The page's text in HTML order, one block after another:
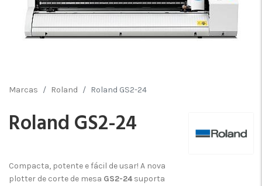
Marcas Roland Roland GS2-24
Roland GS2-24
Compacta, potente e fácil de usar! A nova
plotter de corte de mesa GS2-24suporta